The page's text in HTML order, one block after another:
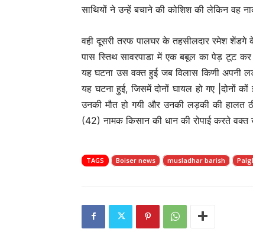
साथियों ने उन्हें बचाने की कोशिश की लेकिन वह
वही दूसरी तरफ पालघर के तहसीलदार रमेश
पास स्तिथ सावरपाडा में एक बबूल का पेड़ टूट कर
यह घटना उस वक्त हुई जब विलास किणी
यह घटना हुई, जिसमें दोनों घायल हो गए |दोनों
उनकी मौत हो गयी और उनकी लड़की की हालत
(42) नामक किसान की धान की रोपाई करते वक्त
TAGS Boiser news musladhar barish